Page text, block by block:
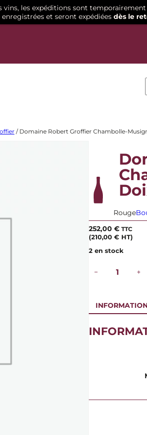
/ Domaine Robert Groffier Chambolle-
Rouge
252,00 € TTC
(210,00 €HT)
2 en stock
t
é
d
− +
les expéditions sont
et seront expédiées dès le